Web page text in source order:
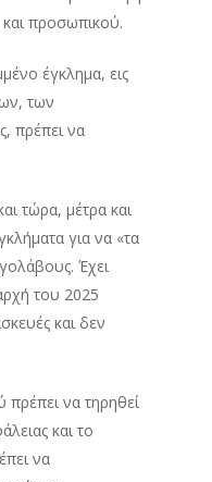
προσωπικού.
έγκλημα, εις
των
πρέπει να
τώρα, μέτρα και
για να «τα
Έχει
του 2025
και δεν
πρέπει να τηρηθεί
και το
να